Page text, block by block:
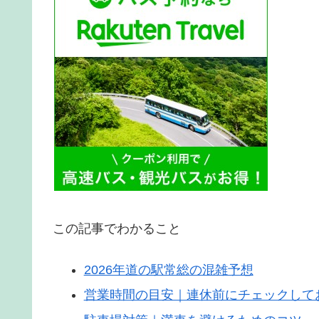
この記事でわかること
2026年道の駅常総の混雑予想
営業時間の目安｜連休前にチェックして